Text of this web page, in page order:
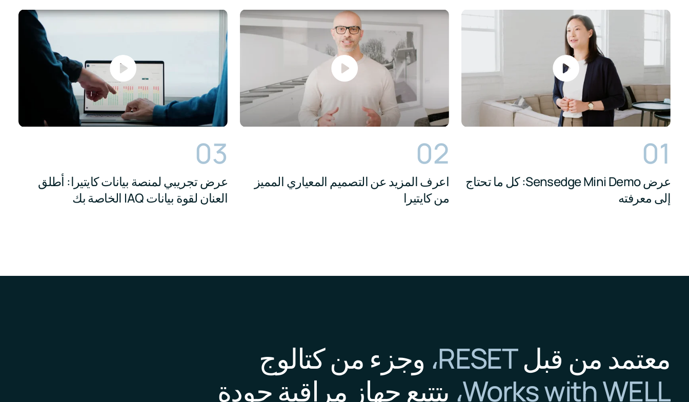
01
عرض Sensedge Mini Demo: كل ما تحتاج
إلى معرفته
02
اعرف المزيد عن التصميم المعياري المميز
من كايتيرا
03
عرض تجريبي لمنصة بيانات كايتيرا: أطلق
العنان لقوة بيانات IAQ الخاصة بك
معتمد من قبلRESET، وجزء من كتالوج
Works with WELL، يتتبع جهاز مراقبة جودة